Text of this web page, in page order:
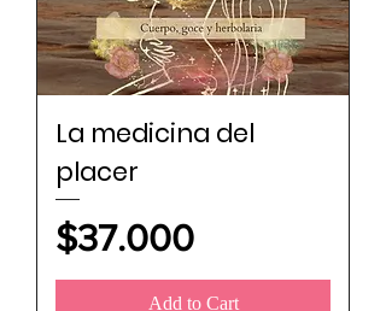
La medicina del
placer
Price
$37.000
Add to Cart